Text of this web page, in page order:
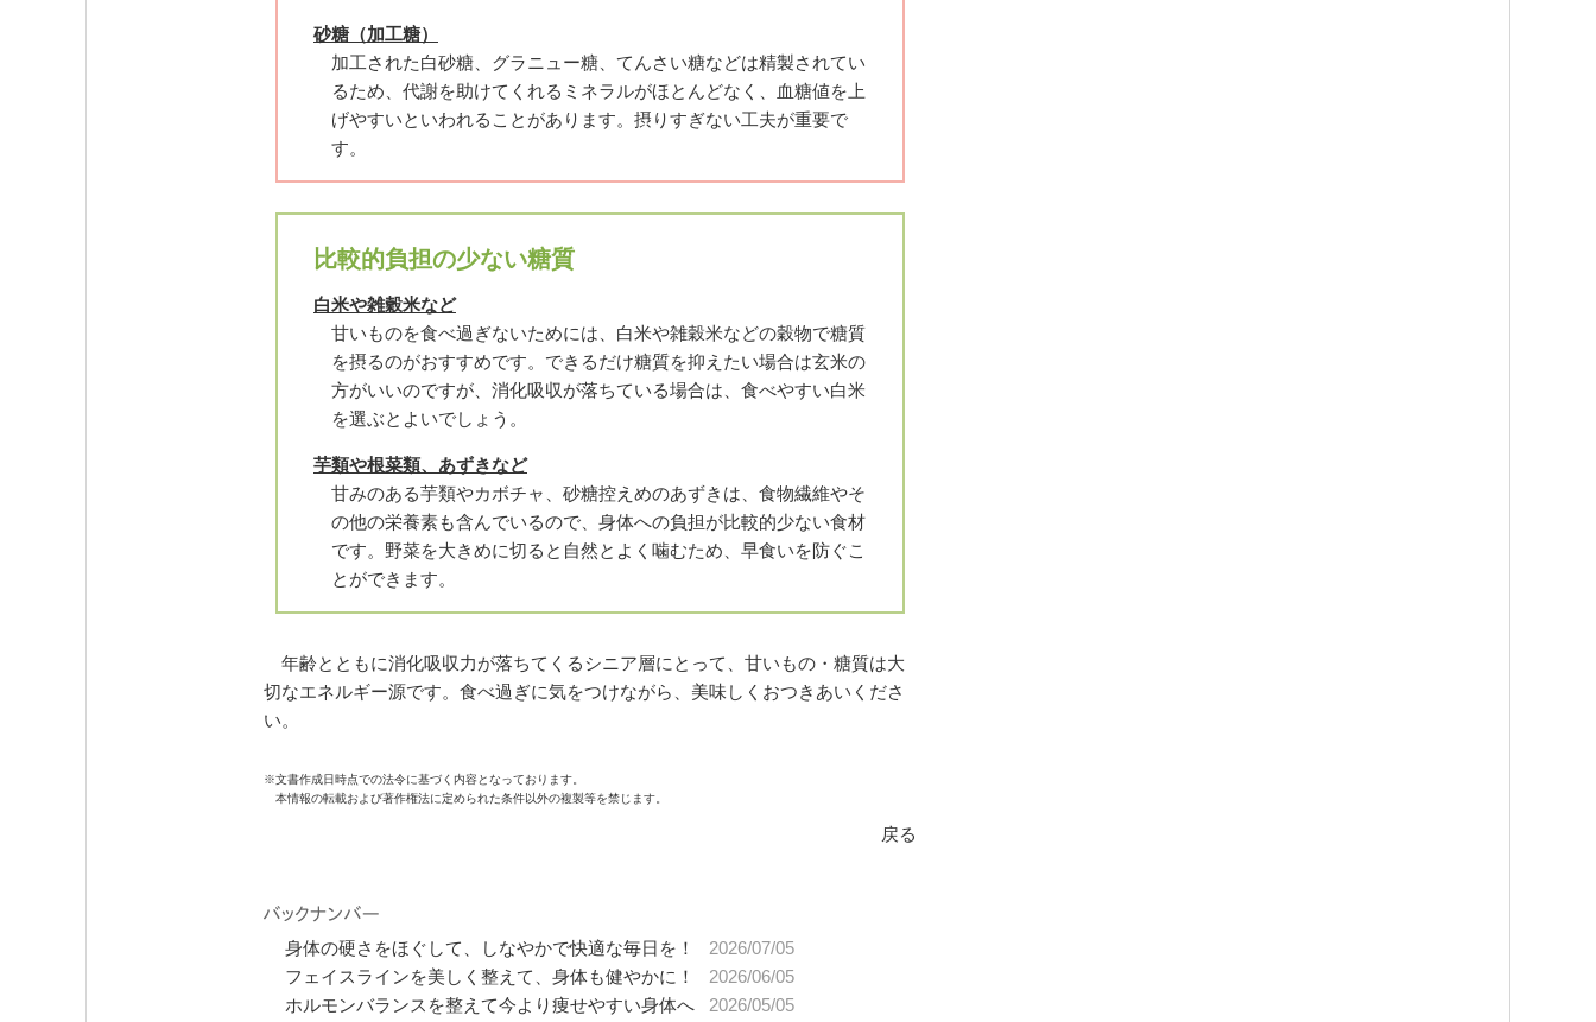
砂糖（加工糖）
加工された白砂糖、グラニュー糖、てんさい糖などは精製されてい
るため、代謝を助けてくれるミネラルがほとんどなく、血糖値を上
げやすいといわれることがあります。摂りすぎない工夫が重要で
す。
比較的負担の少ない糖質
白米や雑穀米など
甘いものを食べ過ぎないためには、白米や雑穀米などの穀物で糖質
を摂るのがおすすめです。できるだけ糖質を抑えたい場合は玄米の
方がいいのですが、消化吸収が落ちている場合は、食べやすい白米
を選ぶとよいでしょう。
芋類や根菜類、あずきなど
甘みのある芋類やカボチャ、砂糖控えめのあずきは、食物繊維やそ
の他の栄養素も含んでいるので、身体への負担が比較的少ない食材
です。野菜を大きめに切ると自然とよく噛むため、早食いを防ぐこ
とができます。
年齢とともに消化吸収力が落ちてくるシニア層にとって、甘いもの・糖質は大
切なエネルギー源です。食べ過ぎに気をつけながら、美味しくおつきあいくださ
い。
※文書作成日時点での法令に基づく内容となっております。
本情報の転載および著作権法に定められた条件以外の複製等を禁じます。
戻る
身体の硬さをほぐして、しなやかで快適な毎日を！
2026/07/05
フェイスラインを美しく整えて、身体も健やかに！
2026/06/05
ホルモンバランスを整えて今より痩せやすい身体へ
2026/05/05